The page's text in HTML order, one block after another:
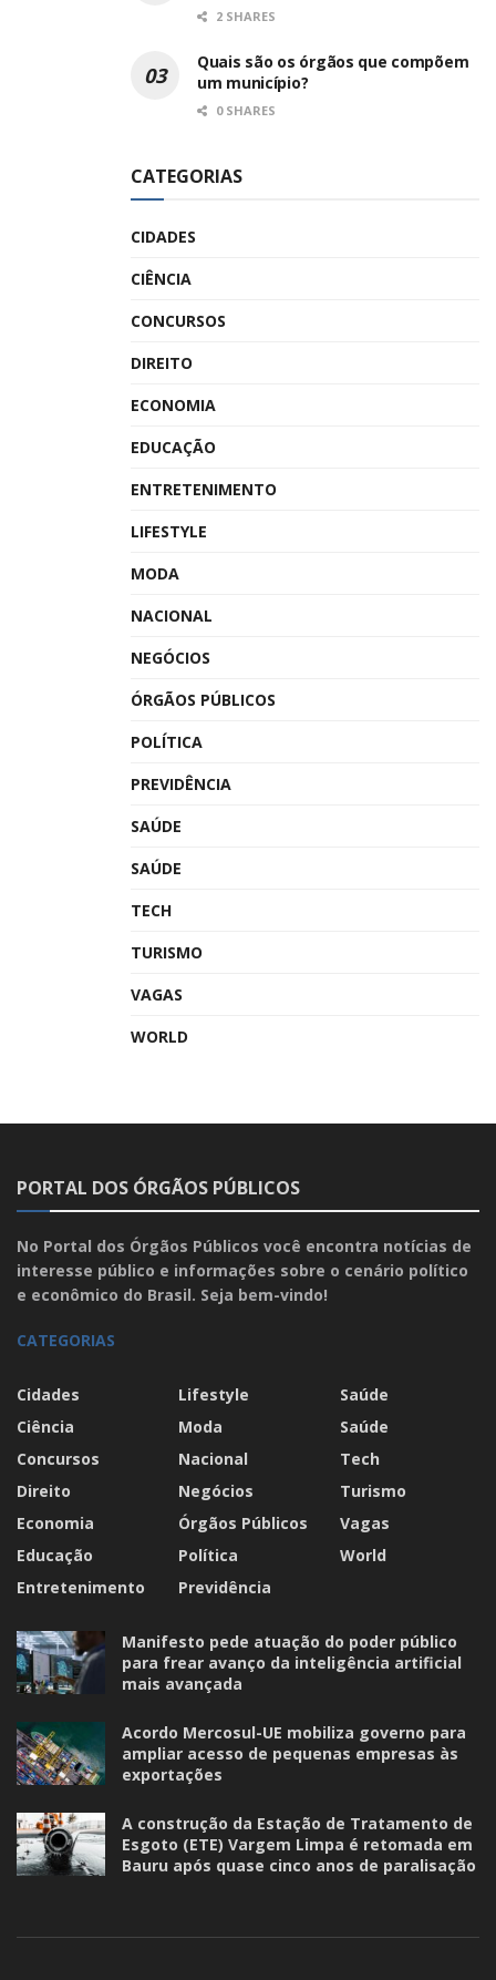
2 SHARES
Quais são os órgãos que compõem
um município?
0 SHARES
CATEGORIAS
CIDADES
CIÊNCIA
CONCURSOS
DIREITO
ECONOMIA
EDUCAÇÃO
ENTRETENIMENTO
LIFESTYLE
MODA
NACIONAL
NEGÓCIOS
ÓRGÃOS PÚBLICOS
POLÍTICA
PREVIDÊNCIA
SAÚDE
SAÚDE
TECH
TURISMO
VAGAS
WORLD
PORTAL DOS ÓRGÃOS PÚBLICOS
No Portal dos Órgãos Públicos você encontra notícias de
interesse público e informações sobre o cenário político
e econômico do Brasil. Seja bem-vindo!
CATEGORIAS
Cidades
Ciência
Concursos
Direito
Economia
Educação
Entretenimento
Lifestyle
Moda
Nacional
Negócios
Órgãos Públicos
Política
Previdência
Saúde
Saúde
Tech
Turismo
Vagas
World
Manifesto pede atuação do poder público
para frear avanço da inteligência artificial
mais avançada
Acordo Mercosul-UE mobiliza governo para
ampliar acesso de pequenas empresas às
exportações
A construção da Estação de Tratamento de
Esgoto (ETE) Vargem Limpa é retomada em
Bauru após quase cinco anos de paralisação